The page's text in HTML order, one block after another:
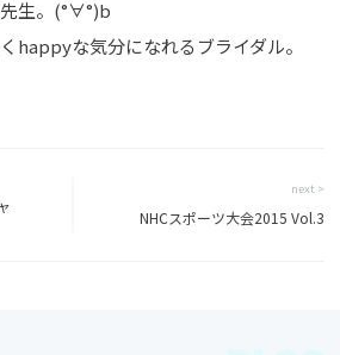
生。(°∀°)b
happyな気分になれるブライダル。
next >
NHCスポーツ大会2015 Vol.3